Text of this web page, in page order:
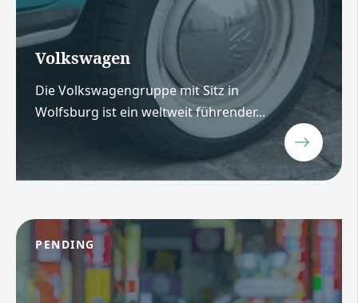
Volkswagen
Die Volkswagengruppe mit Sitz in
Wolfsburg ist ein weltweit führender...
PENDING